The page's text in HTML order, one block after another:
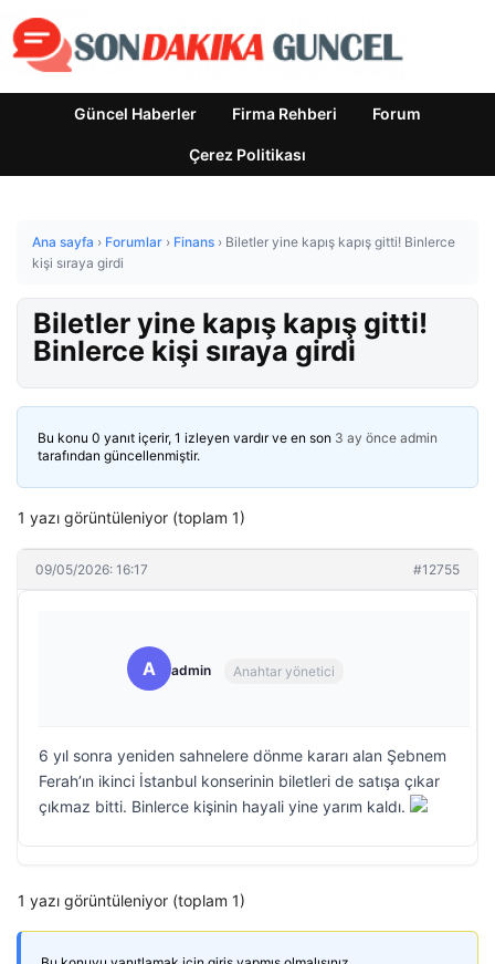
Güncel Haberler Firma Rehberi Forum
Çerez Politikası
Ana sayfa › Forumlar › Finans › Biletler yine kapış kapış gitti! Binlerce
kişi sıraya girdi
Biletler yine kapış kapış gitti!
Binlerce kişi sıraya girdi
Bu konu 0 yanıt içerir, 1 izleyen vardır ve en son 3 ay önce admin
tarafından güncellenmiştir.
1 yazı görüntüleniyor (toplam 1)
09/05/2026: 16:17 #12755
A admin Anahtar yönetici
6 yıl sonra yeniden sahnelere dönme kararı alan Şebnem
Ferah’ın ikinci İstanbul konserinin biletleri de satışa çıkar
çıkmaz bitti. Binlerce kişinin hayali yine yarım kaldı.
1 yazı görüntüleniyor (toplam 1)